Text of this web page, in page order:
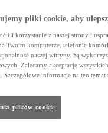
pliki cookie, aby
Ci korzystanie z naszej strony i
Twoim komputerze, telefonie
naszej witryny. Są
Zalecamy akceptację
Szczegółowe informacje na ten temat
plików cookie